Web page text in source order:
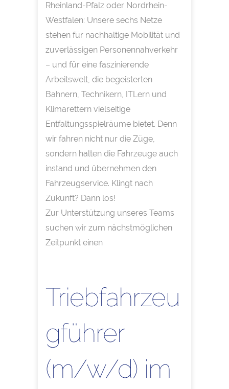
Rheinland-Pfalz oder Nordrhein-
Westfalen: Unsere sechs Netze
stehen für nachhaltige Mobilität und
zuverlässigen Personennahverkehr
– und für eine faszinierende
Arbeitswelt, die begeisterten
Bahnern, Technikern, ITLern und
Klimarettern vielseitige
Entfaltungsspielräume bietet. Denn
wir fahren nicht nur die Züge,
sondern halten die Fahrzeuge auch
instand und übernehmen den
Fahrzeugservice. Klingt nach
Zukunft? Dann los!
Zur Unterstützung unseres Teams
suchen wir zum nächstmöglichen
Zeitpunkt einen
Triebfahrzeu
gführer
(m/w/d) im